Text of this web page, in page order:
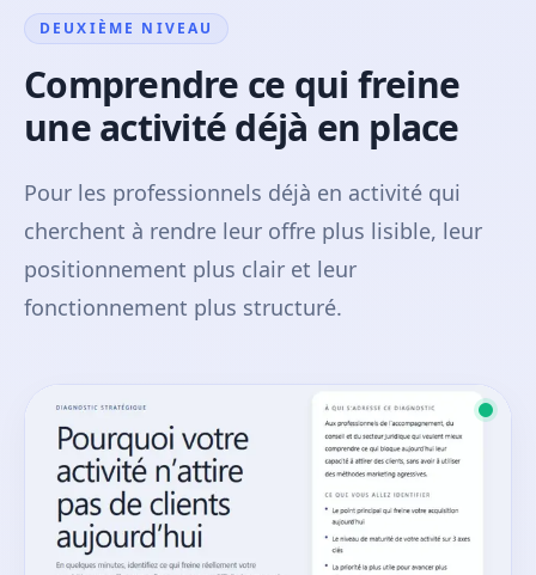
DEUXIÈME NIVEAU
Comprendre ce qui freine
une activité déjà en place
Pour les professionnels déjà en activité qui
cherchent à rendre leur offre plus lisible, leur
positionnement plus clair et leur
fonctionnement plus structuré.